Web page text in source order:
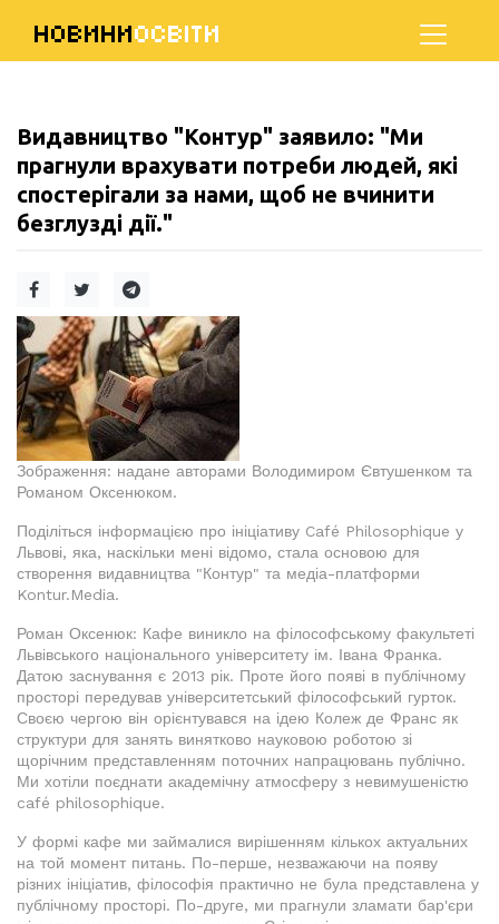
НОВИНИОСВІТИ
Видавництво "Контур" заявило: "Ми
прагнули врахувати потреби людей, які
спостерігали за нами, щоб не вчинити
безглузді дії."
Зображення: надане авторами Володимиром Євтушенком та
Романом Оксенюком.
Поділіться інформацією про ініціативу Café Philosophique у
Львові, яка, наскільки мені відомо, стала основою для
створення видавництва "Контур" та медіа-платформи
Kontur.Media.
Роман Оксенюк: Кафе виникло на філософському факультеті
Львівського національного університету ім. Івана Франка.
Датою заснування є 2013 рік. Проте його появі в публічному
просторі передував університетський філософський гурток.
Своєю чергою він орієнтувався на ідею Колеж де Франс як
структури для занять винятково науковою роботою зі
щорічним представленням поточних напрацювань публічно.
Ми хотіли поєднати академічну атмосферу з невимушеністю
café philosophique.
У формі кафе ми займалися вирішенням кількох актуальних
на той момент питань. По-перше, незважаючи на появу
різних ініціатив, філософія практично не була представлена у
публічному просторі. По-друге, ми прагнули зламати бар'єри